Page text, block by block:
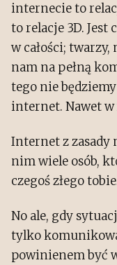
internecie to
to relacje 3D. Jest
w całości; twarzy,
nam na pełną
tego nie
internet. Nawet
Internet z zasady
nim wiele osób,
czegoś złego
No ale, gdy
tylko
powinienem być